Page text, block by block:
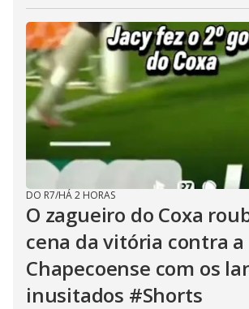
DO R7/HÁ 2 HORAS
O zagueiro do Coxa
cena da vitória contra a
Chapecoense com os
inusitados #Shorts